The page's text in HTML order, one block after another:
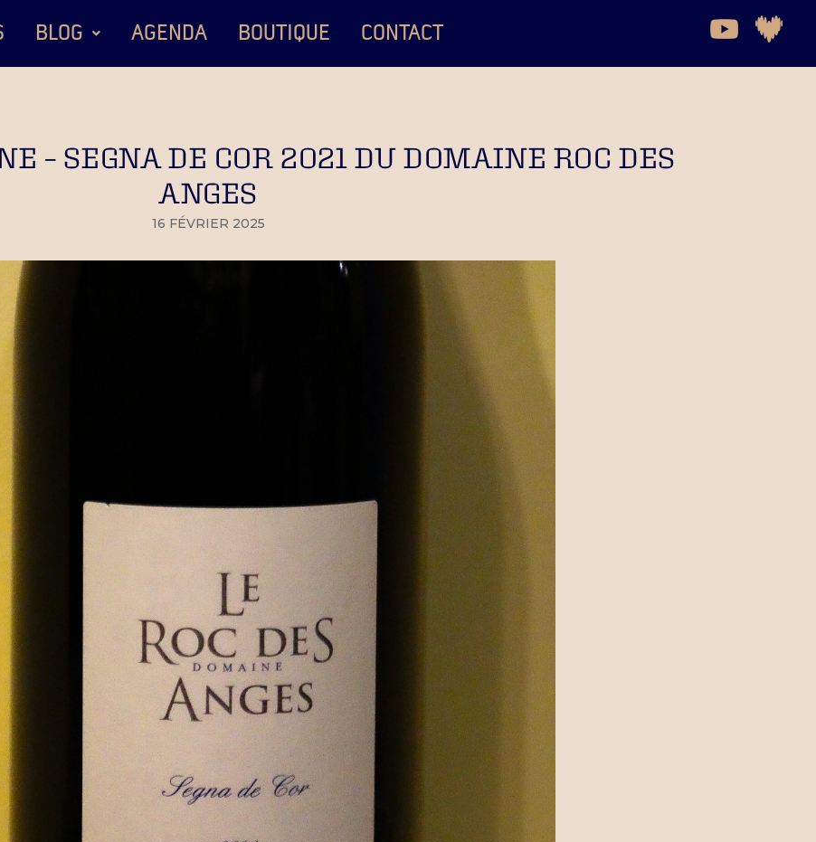
BLOG AGENDA BOUTIQUE CONTACT
– SEGNA DE COR 2021 DU DOMAINE ROC DES
ANGES
16 FÉVRIER 2025